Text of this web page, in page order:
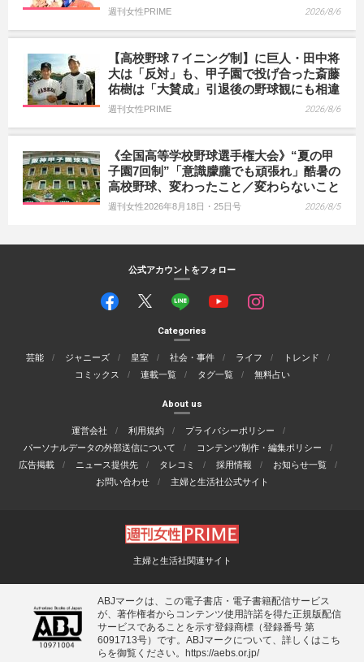
週刊女性PRIME 2026/8/6
【高校野球７イニング制】に巨人・田中将
大は「反対」も、甲子園で投げ合った斎藤
佑樹は「大賛成」引退後の野球観にも相違
週刊女性PRIME 2026/8/6
《全国高等学校野球選手権大会》“夏の甲
子園7回制”「意識朦朧でも頑張れ」酷暑の
高校野球、変わったこと／変わらないこと
週刊女性2026年8月18日・25日号 2026/8/5
公式アカウントをフォロー
Categories
芸能 ジャニーズ 皇室 社会・事件 ライフ
トレンド
コミックス
連載一覧 タグ一覧 無料占い
About us
運営会社 利用規約
プライバシーポリシー
パーソナルデータの外部送信について
コンテンツ制作・編集ポリシー
広告掲載
ニュース提供先 タレコミ 採用情報
お知らせ一覧
お問い合わせ
主婦と生活社公式サイト
主婦と生活社関連サイト
ABJマークは、この電子書店・電子書籍配信サービス
が、著作権者からコンテンツ使用許諾を得た正規版配信
サービスであることを示す登録商標（登録番号 第
6091713号）です。ABJマークについて、詳しくはこち
らを御覧ください。
https://aebs.or.jp/